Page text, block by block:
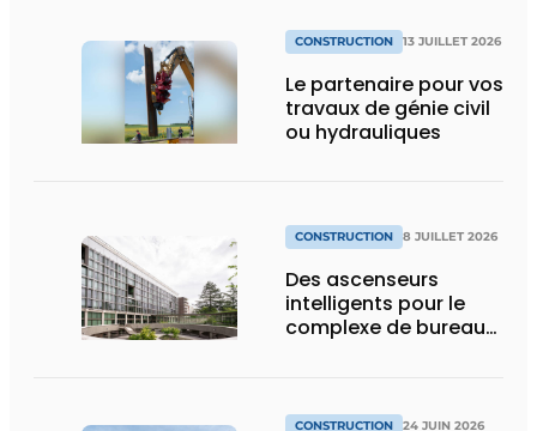
CONSTRUCTION 13 JUILLET 2026
Le partenaire pour vos
travaux de génie civil
ou hydrauliques
CONSTRUCTION 8 JUILLET 2026
Des ascenseurs
intelligents pour le
complexe de bureaux
CONSTRUCTION 24 JUIN 2026